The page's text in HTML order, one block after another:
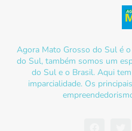
Agora Mato Grosso do Sul é
do Sul, também somos um
do Sul e o Brasil. Aqui
imparcialidade. Os